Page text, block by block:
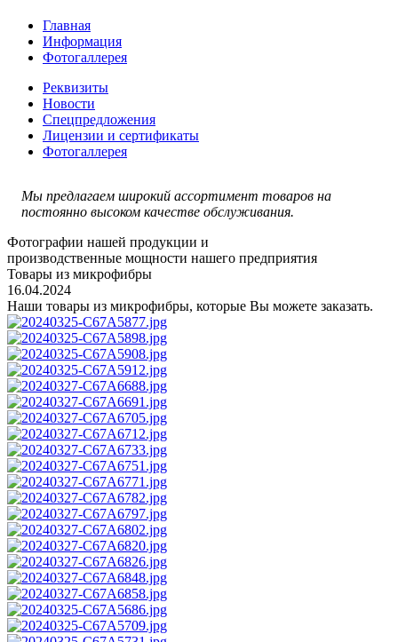
Главная
Информация
Фотогаллерея
Реквизиты
Новости
Спецпредложения
Лицензии и сертификаты
Фотогаллерея
Мы предлагаем широкий ассортимент товаров на
постоянно высоком качестве обслуживания.
Фотографии нашей продукции и
производственные мощности нашего предприятия
Товары из микрофибры
16.04.2024
Наши товары из микрофибры, которые Вы можете заказать.